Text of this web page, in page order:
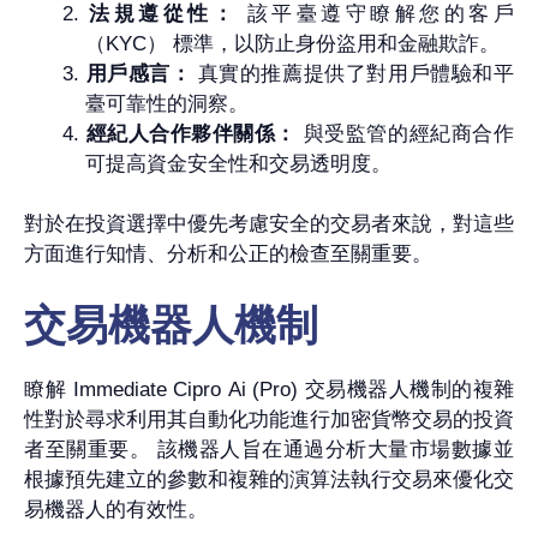
法規遵從性：
該平臺遵守瞭解您的客戶
（KYC） 標準，以防止身份盜用和金融欺詐。
用戶感言：
真實的推薦提供了對用戶體驗和平
臺可靠性的洞察。
經紀人合作夥伴關係：
與受監管的經紀商合作
可提高資金安全性和交易透明度。
對於在投資選擇中優先考慮安全的交易者來說，對這些
方面進行知情、分析和公正的檢查至關重要。
交易機器人機制
瞭解 Immediate Cipro Ai (Pro) 交易機器人機制的複雜
性對於尋求利用其自動化功能進行加密貨幣交易的投資
者至關重要。 該機器人旨在通過分析大量市場數據並
根據預先建立的參數和複雜的演算法執行交易來優化交
易機器人的有效性。